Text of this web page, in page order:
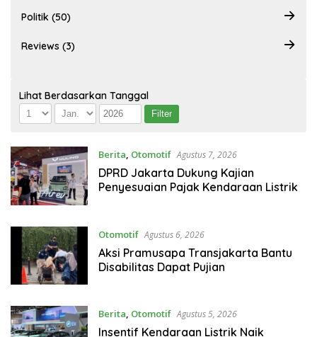
Politik (50)
Reviews (3)
Lihat Berdasarkan Tanggal
Berita, Otomotif Agustus 7, 2026
DPRD Jakarta Dukung Kajian
Penyesuaian Pajak Kendaraan Listrik
Otomotif Agustus 6, 2026
Aksi Pramusapa Transjakarta Bantu
Disabilitas Dapat Pujian
Berita, Otomotif Agustus 5, 2026
Insentif Kendaraan Listrik Naik